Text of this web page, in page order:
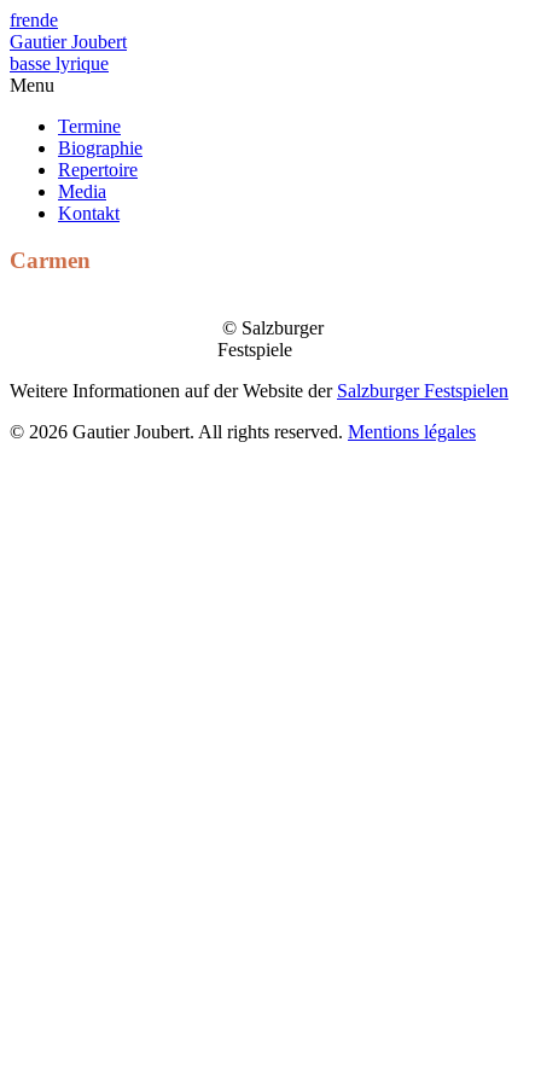
frende
Gautier Joubert
basse lyrique
Menu
Termine
Biographie
Repertoire
Media
Kontakt
Carmen
© Salzburger
Festspiele
Weitere Informationen auf der Website der Salzburger Festspielen
© 2026 Gautier Joubert. All rights reserved. Mentions légales